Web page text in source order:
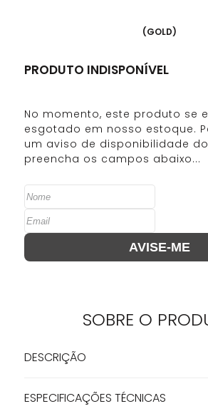
(GOLD)
PRODUTO INDISPONÍVEL
SOBRE O
DESCRIÇÃO
ESPECIFICAÇÕES TÉCNICAS